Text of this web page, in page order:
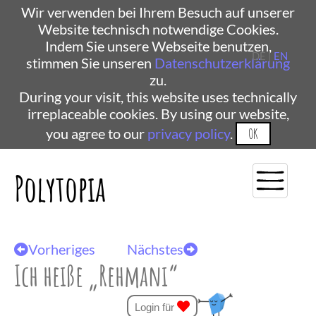
Wir verwenden bei Ihrem Besuch auf unserer
Website technisch notwendige Cookies.
Indem Sie unsere Webseite benutzen,
stimmen Sie unseren Datenschutzerklärung
zu.
During your visit, this website uses technically
irreplaceable cookies. By using our website,
you agree to our privacy policy. OK
Polytopia
DE | EN
Vorheriges Nächstes
Ich heiße „Rehmani“
Login für